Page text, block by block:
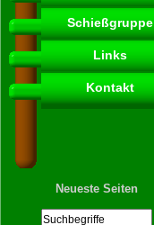
Schießgruppe
Links
Kontakt
Neueste Seiten